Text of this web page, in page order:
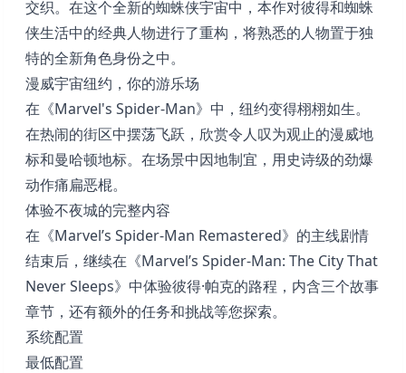
交织。在这个全新的蜘蛛侠宇宙中，本作对彼得和蜘蛛
侠生活中的经典人物进行了重构，将熟悉的人物置于独
特的全新角色身份之中。
漫威宇宙纽约，你的游乐场
在《Marvel's Spider-Man》中，纽约变得栩栩如生。
在热闹的街区中摆荡飞跃，欣赏令人叹为观止的漫威地
标和曼哈顿地标。在场景中因地制宜，用史诗级的劲爆
动作痛扁恶棍。
体验不夜城的完整内容
在《Marvel’s Spider-Man Remastered》的主线剧情
结束后，继续在《Marvel’s Spider-Man: The City That
Never Sleeps》中体验彼得·帕克的路程，内含三个故事
章节，还有额外的任务和挑战等您探索。
系统配置
最低配置